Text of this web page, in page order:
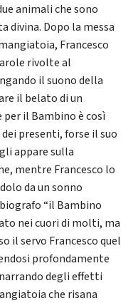
animali che sono
Dopo la messa
Francesco
rivolte al
il suono della
il belato di un
per il Bambino è così
presenti, forse il suo
appare sulla
mentre Francesco lo
da un sonno
“il Bambino
nei cuori di molti, ma
il servo Francesco quel
profondamente
degli effetti
che risana